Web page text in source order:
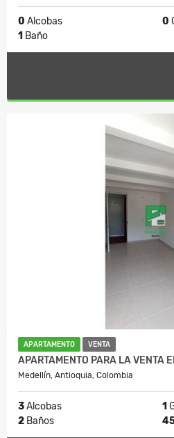
0 Alcobas 0
1 Baño
APARTAMENTO VENTA
APARTAMENTO PARA LA VENTA
Medellín, Antioquia, Colombia
3Alcobas 1
2 Baños